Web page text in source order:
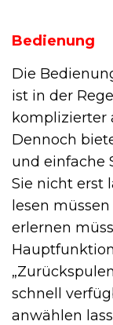
Bedienung
Die
ist in der
komplizierter
Dennoch
und einfache
Sie nicht erst
lesen
erlernen
schnell
anwählen